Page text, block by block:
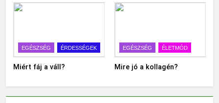
EGÉSZSÉG ÉRDESSÉGEK
Miért fáj a váll?
EGÉSZSÉG ÉLETMÓD
Mire jó a kollagén?